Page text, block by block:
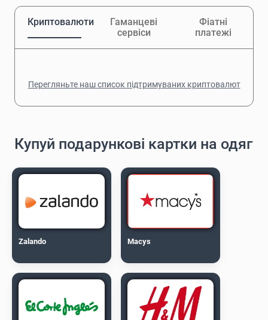
Криптовалюти
Гаманцеві
сервіси
Фіатні
платежі
Перегляньте наш список підтримуваних криптовалют
Купуй подарункові картки на одяг
Zalando Macys